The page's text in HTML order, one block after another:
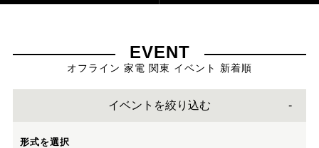
EVENT
オフライン 家電 関東 イベント 新着順
イベントを絞り込む
形式を選択